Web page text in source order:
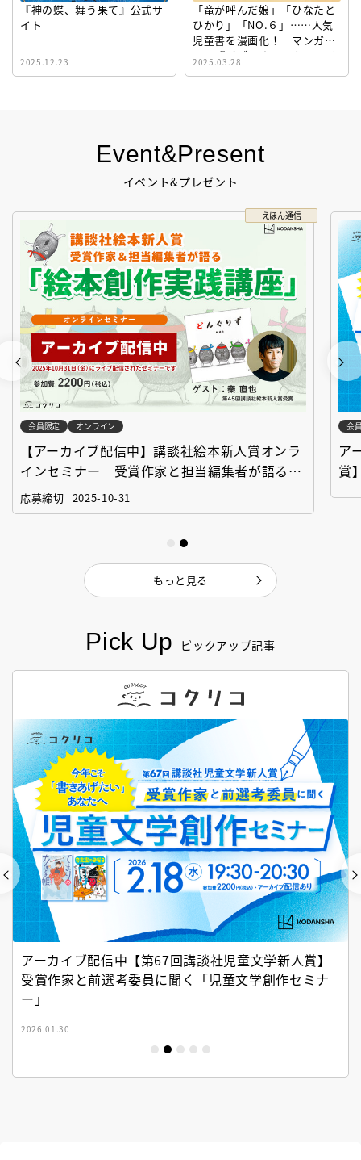
Pick Up ピックアップ記事
アーカイブ配信中【第67回講談社児童文学新人賞】
受賞作家と前選考委員に聞く「児童文学創作セミナ
ー」
2026.01.30
Event&Present
イベント&プレゼント
えほん通信
会員限定 オンライン
【アーカイブ配信中】講談社絵本新人賞オンラ
インセミナー 受賞作家と担当編集者が語る
「絵本創作実践講座」
応募締切 2025-10-31
会
ア
賞
もっと見る
『神の蝶、舞う果て』公式サ
イト
2025.12.23
「竜が呼んだ娘」「ひなたと
ひかり」「NO.６」……人気
児童書を漫画化！ マンガサ
イト『ビブリオシリウス』誕
生！
2025.03.28